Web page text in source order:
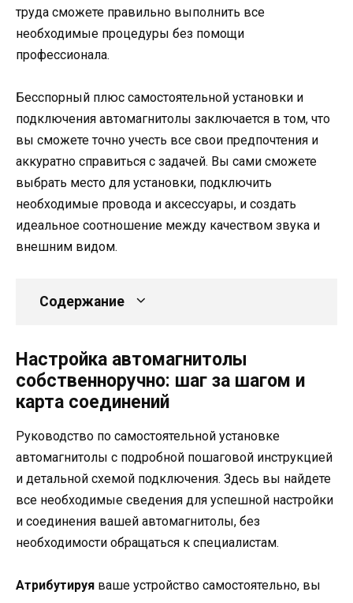
труда сможете правильно выполнить все
необходимые процедуры без помощи
профессионала.
Бесспорный плюс самостоятельной установки и
подключения автомагнитолы заключается в том, что
вы сможете точно учесть все свои предпочтения и
аккуратно справиться с задачей. Вы сами сможете
выбрать место для установки, подключить
необходимые провода и аксессуары, и создать
идеальное соотношение между качеством звука и
внешним видом.
Содержание
Настройка автомагнитолы
собственноручно: шаг за шагом и
карта соединений
Руководство по самостоятельной установке
автомагнитолы с подробной пошаговой инструкцией
и детальной схемой подключения. Здесь вы найдете
все необходимые сведения для успешной настройки
и соединения вашей автомагнитолы, без
необходимости обращаться к специалистам.
Атрибутируя ваше устройство самостоятельно, вы